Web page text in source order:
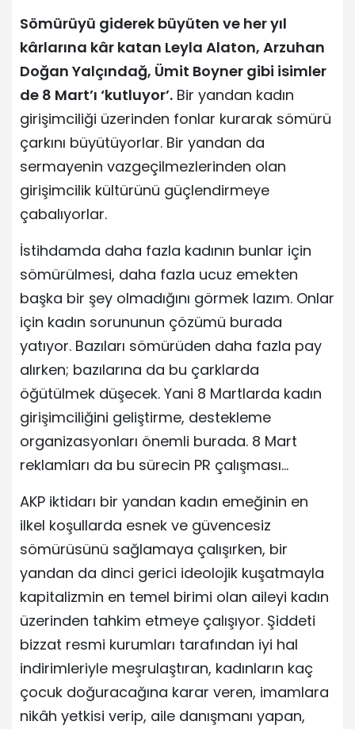
Sömürüyü giderek büyüten ve her yıl
kârlarına kâr katan Leyla Alaton, Arzuhan
Doğan Yalçındağ, Ümit Boyner gibi isimler
de 8 Mart’ı ‘kutluyor’. Bir yandan kadın
girişimciliği üzerinden fonlar kurarak sömürü
çarkını büyütüyorlar. Bir yandan da
sermayenin vazgeçilmezlerinden olan
girişimcilik kültürünü güçlendirmeye
çabalıyorlar.
İstihdamda daha fazla kadının bunlar için
sömürülmesi, daha fazla ucuz emekten
başka bir şey olmadığını görmek lazım. Onlar
için kadın sorununun çözümü burada
yatıyor. Bazıları sömürüden daha fazla pay
alırken; bazılarına da bu çarklarda
öğütülmek düşecek. Yani 8 Martlarda kadın
girişimciliğini geliştirme, destekleme
organizasyonları önemli burada. 8 Mart
reklamları da bu sürecin PR çalışması…
AKP iktidarı bir yandan kadın emeğinin en
ilkel koşullarda esnek ve güvencesiz
sömürüsünü sağlamaya çalışırken, bir
yandan da dinci gerici ideolojik kuşatmayla
kapitalizmin en temel birimi olan aileyi kadın
üzerinden tahkim etmeye çalışıyor. Şiddeti
bizzat resmi kurumları tarafından iyi hal
indirimleriyle meşrulaştıran, kadınların kaç
çocuk doğuracağına karar veren, imamlara
nikâh yetkisi verip, aile danışmanı yapan,